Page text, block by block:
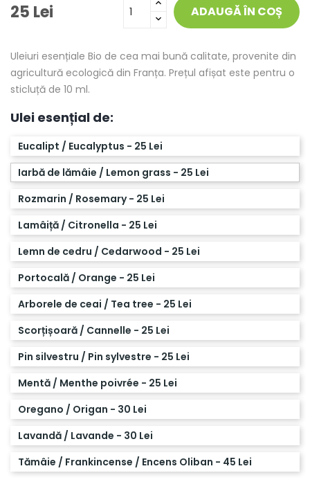
25 Lei ADAUGĂ ÎN COȘ
Uleiuri esențiale Bio de cea mai bună calitate, provenite din
agricultură ecologică din Franța. Prețul afișat este pentru o
sticluță de 10 ml.
Ulei esențial de:
Eucalipt / Eucalyptus - 25 Lei
Iarbă de lămâie / Lemon grass - 25 Lei
Rozmarin / Rosemary - 25 Lei
Lamâiță / Citronella - 25 Lei
Lemn de cedru / Cedarwood - 25 Lei
Portocală / Orange - 25 Lei
Arborele de ceai / Tea tree - 25 Lei
Scorțișoară / Cannelle - 25 Lei
Pin silvestru / Pin sylvestre - 25 Lei
Mentă / Menthe poivrée - 25 Lei
Oregano / Origan - 30 Lei
Lavandă / Lavande - 30 Lei
Tămâie / Frankincense / Encens Oliban - 45 Lei